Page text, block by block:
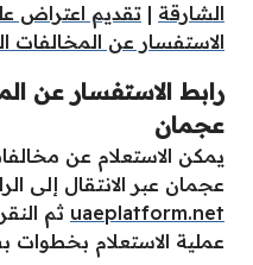
الشارقة | تقديم اعتراض
الاستفسار عن المخالفات
رابط الاستفسار عن
عجمان
يمكن الاستعلام عن
عجمان عبر الانتقال إلى
uaeplatform.net ثم
عملية الاستعلام